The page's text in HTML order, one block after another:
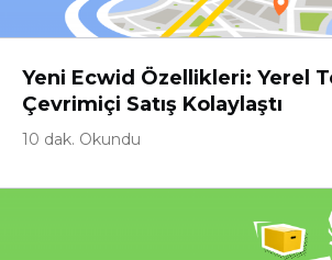
Yeni Ecwid Özellikleri: Yerel
Çevrimiçi Satış Kolaylaştı
10 dak. Okundu